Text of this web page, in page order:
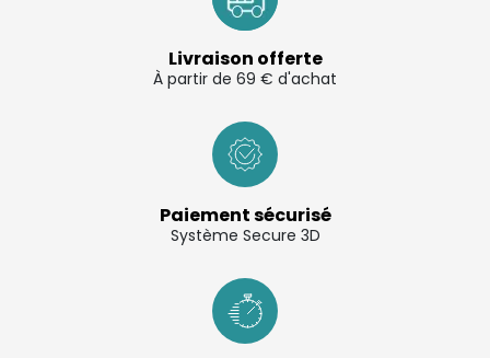
Livraison offerte
À partir de 69 € d'achat
Paiement sécurisé
Système Secure 3D